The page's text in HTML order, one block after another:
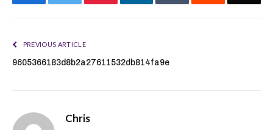
PREVIOUS ARTICLE
9605366183d8b2a27611532db814fa9e
Chris